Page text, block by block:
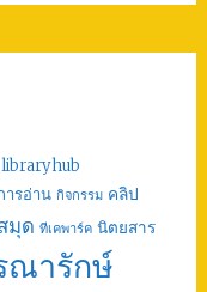
libraryhub
ารอ่าน กิจกรรม คลิป
มุด ทีเคพาร์ค นิตยสาร
ณารักษ์